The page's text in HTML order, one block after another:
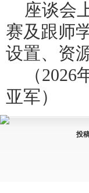
座谈会
赛及跟师
设置、资
（2026
亚军）
投